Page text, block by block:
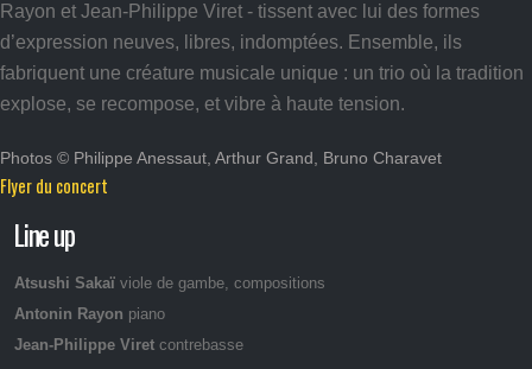
Rayon et Jean-Philippe Viret - tissent avec lui des formes
d’expression neuves, libres, indomptées. Ensemble, ils
fabriquent une créature musicale unique : un trio où la tradition
explose, se recompose, et vibre à haute tension.
Photos © Philippe Anessaut, Arthur Grand, Bruno Charavet
Flyer du concert
Line up
Atsushi Sakaï viole de gambe, compositions
Antonin Rayon piano
Jean-Philippe Viret contrebasse